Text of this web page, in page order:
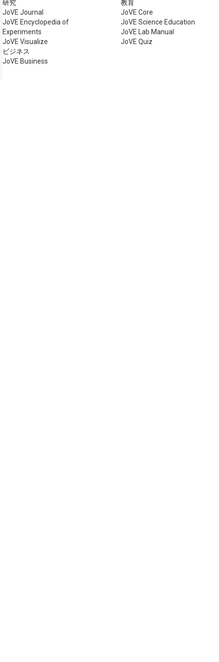
研究
JoVE Journal
JoVE Encyclopedia of
Experiments
JoVE Visualize
ビジネス
JoVE Business
教育
JoVE Core
JoVE Science Education
JoVE Lab Manual
JoVE Quiz